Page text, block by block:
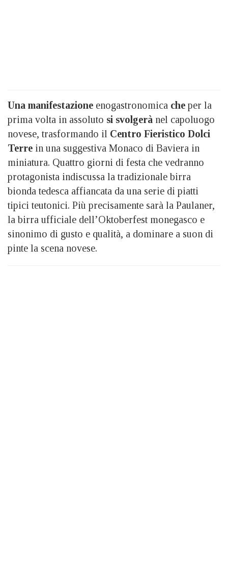
Una manifestazione enogastronomica che per la
prima volta in assoluto si svolgerà nel capoluogo
novese, trasformando il Centro Fieristico Dolci
Terre in una suggestiva Monaco di Baviera in
miniatura. Quattro giorni di festa che vedranno
protagonista indiscussa la tradizionale birra
bionda tedesca affiancata da una serie di piatti
tipici teutonici. Più precisamente sarà la Paulaner,
la birra ufficiale dell’Oktoberfest monegasco e
sinonimo di gusto e qualità, a dominare a suon di
pinte la scena novese.